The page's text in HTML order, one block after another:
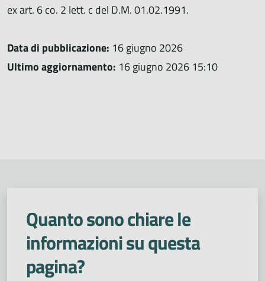
ex art. 6 co. 2 lett. c del D.M. 01.02.1991.
Data di pubblicazione: 16 giugno 2026
Ultimo aggiornamento: 16 giugno 2026 15:10
Quanto sono chiare le
informazioni su questa
pagina?